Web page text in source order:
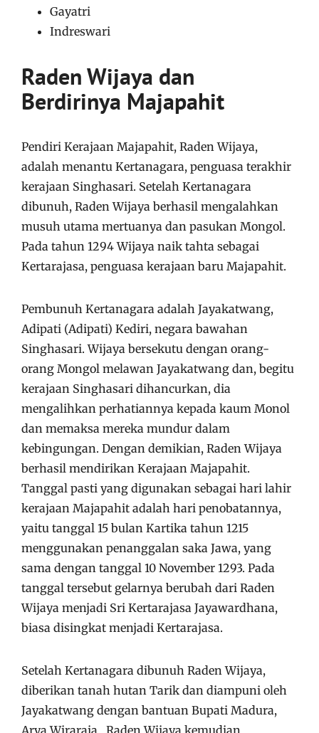
Gayatri
Indreswari
Raden Wijaya dan
Berdirinya Majapahit
Pendiri Kerajaan Majapahit, Raden Wijaya,
adalah menantu Kertanagara, penguasa terakhir
kerajaan Singhasari. Setelah Kertanagara
dibunuh, Raden Wijaya berhasil mengalahkan
musuh utama mertuanya dan pasukan Mongol.
Pada tahun 1294 Wijaya naik tahta sebagai
Kertarajasa, penguasa kerajaan baru Majapahit.
Pembunuh Kertanagara adalah Jayakatwang,
Adipati (Adipati) Kediri, negara bawahan
Singhasari. Wijaya bersekutu dengan orang-
orang Mongol melawan Jayakatwang dan, begitu
kerajaan Singhasari dihancurkan, dia
mengalihkan perhatiannya kepada kaum Monol
dan memaksa mereka mundur dalam
kebingungan. Dengan demikian, Raden Wijaya
berhasil mendirikan Kerajaan Majapahit.
Tanggal pasti yang digunakan sebagai hari lahir
kerajaan Majapahit adalah hari penobatannya,
yaitu tanggal 15 bulan Kartika tahun 1215
menggunakan penanggalan saka Jawa, yang
sama dengan tanggal 10 November 1293. Pada
tanggal tersebut gelarnya berubah dari Raden
Wijaya menjadi Sri Kertarajasa Jayawardhana,
biasa disingkat menjadi Kertarajasa.
Setelah Kertanagara dibunuh Raden Wijaya,
diberikan tanah hutan Tarik dan diampuni oleh
Jayakatwang dengan bantuan Bupati Madura,